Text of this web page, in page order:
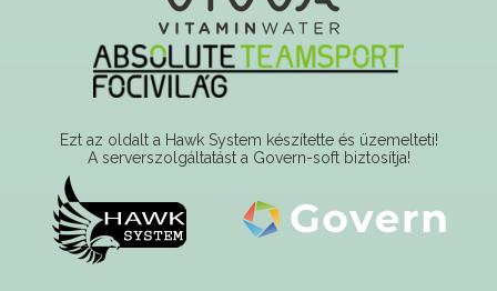
Ezt az oldalt a Hawk System készítette és üzemelteti!
A serverszolgáltatást a Govern-soft biztosítja!